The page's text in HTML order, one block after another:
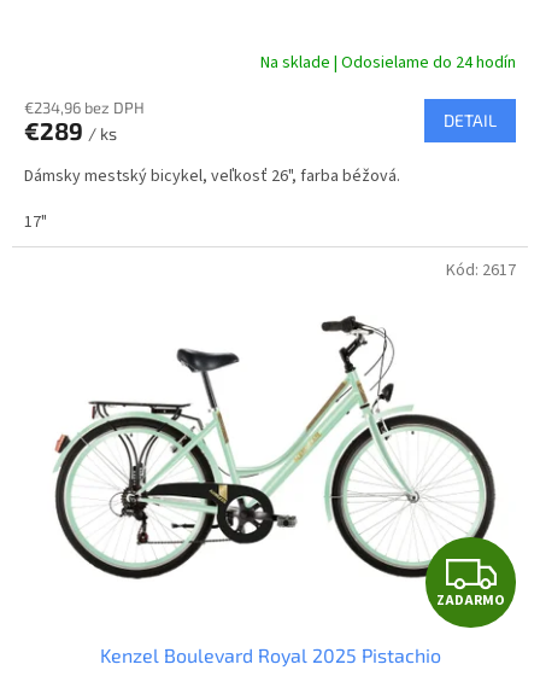
A
R
M
Na sklade | Odosielame do 24 hodín
€234,96 bez DPH
€289 / ks
DETAIL
Dámsky mestský bicykel, veľkosť 26", farba béžová.
17"
Z
A
ZADARMO
Kenzel Boulevard Royal 2025 Pistachio
Kód: 2617